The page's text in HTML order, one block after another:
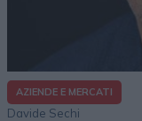
AZIENDE E MERCATI
Davide Sechi